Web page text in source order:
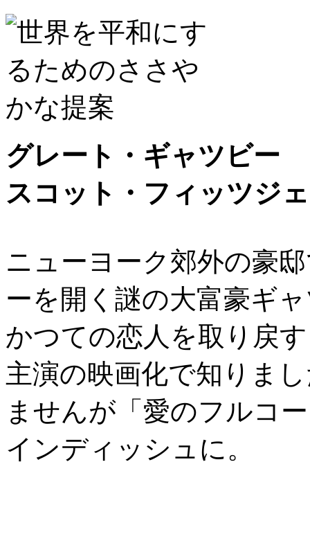
グレート・ギャツビー
スコット・フィッツ
ニューヨーク郊外の豪
ーを開く謎の大富豪ギ
かつての恋人を取り戻
主演の映画化で知りま
ませんが「愛のフルコ
インディッシュに。